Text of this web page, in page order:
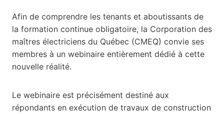
Afin de comprendre les tenants et aboutissants de
la formation continue obligatoire, la Corporation des
maîtres électriciens du Québec (CMEQ) convie ses
membres à un webinaire entièrement dédié à cette
nouvelle réalité.
Le webinaire est précisément destiné aux
répondants en exécution de travaux de construction